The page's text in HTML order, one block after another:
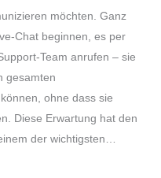
möchten. Ganz
Chat beginnen, es per
Team anrufen – sie
gesamten
ohne dass sie
Diese Erwartung hat den
der wichtigsten…